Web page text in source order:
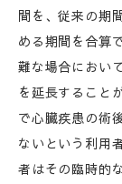
間を、従来の期
める期間を合算
難な場合におい
を延長すること
で心臓疾患の術
ないという利用
者はその臨時的